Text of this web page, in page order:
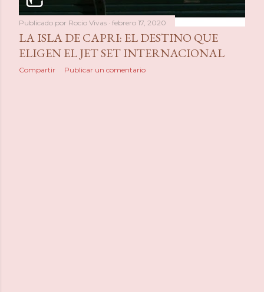
Publicado por Rocio Vivas febrero 17, 2020
LA ISLA DE CAPRI: EL DESTINO QUE
ELIGEN EL JET SET INTERNACIONAL
Compartir Publicar un comentario